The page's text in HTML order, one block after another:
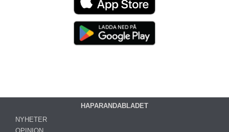
HAPARANDABLADET
NYHETER